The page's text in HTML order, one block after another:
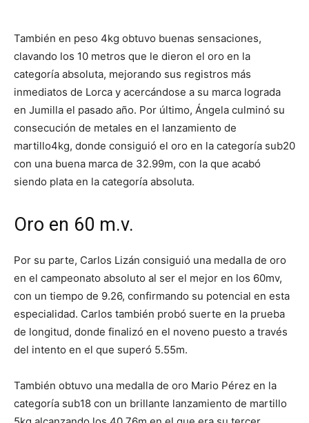
También en peso 4kg obtuvo buenas sensaciones,
clavando los 10 metros que le dieron el oro en la
categoría absoluta, mejorando sus registros más
inmediatos de Lorca y acercándose a su marca lograda
en Jumilla el pasado año. Por último, Ángela culminó su
consecución de metales en el lanzamiento de
martillo4kg, donde consiguió el oro en la categoría sub20
con una buena marca de 32.99m, con la que acabó
siendo plata en la categoría absoluta.
Oro en 60 m.v.
Por su parte, Carlos Lizán consiguió una medalla de oro
en el campeonato absoluto al ser el mejor en los 60mv,
con un tiempo de 9.26, confirmando su potencial en esta
especialidad. Carlos también probó suerte en la prueba
de longitud, donde finalizó en el noveno puesto a través
del intento en el que superó 5.55m.
También obtuvo una medalla de oro Mario Pérez en la
categoría sub18 con un brillante lanzamiento de martillo